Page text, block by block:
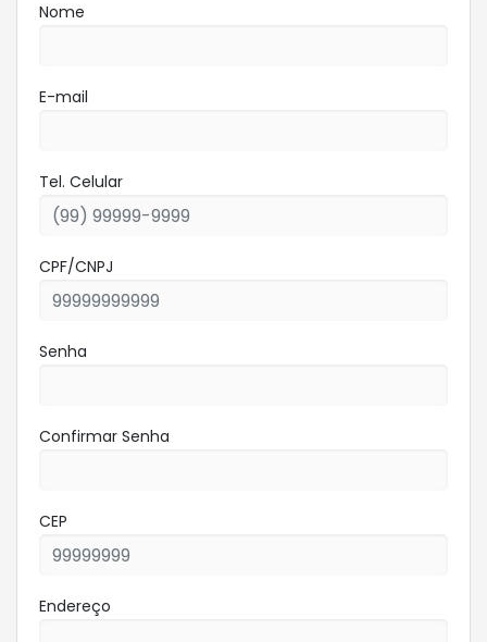
Nome
E-mail
Tel. Celular
CPF/CNPJ
Senha
Confirmar Senha
CEP
Endereço